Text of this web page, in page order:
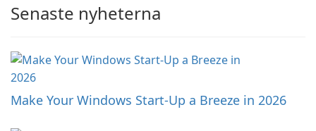
Senaste nyheterna
Make Your Windows Start-Up a Breeze in 2026